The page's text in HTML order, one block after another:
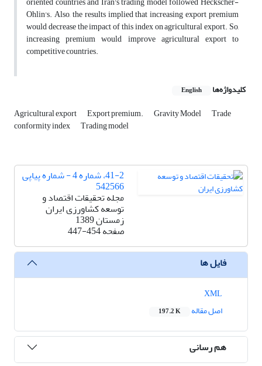
Ohlin's. Also, the results implied that increasing export premium
would decrease the impact of this index on agricultural export. So,
increasing premium would improve agricultural export to
competitive countries.
کلیدواژه‌ها English
Agricultural export Export premium. Gravity Model Trade
conformity index Trading model
41-2، شماره 4 - شماره پیاپی
542566
مجله تحقیقات اقتصاد و
توسعه کشاورزی ایران
زمستان 1389
صفحه447-454
فایل ها
اصل مقاله
197.2 K
هم رسانی